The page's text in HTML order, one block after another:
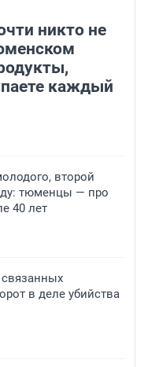
никто не
каждый
второй
тюменцы — про
40 лет
связанных
в деле убийства